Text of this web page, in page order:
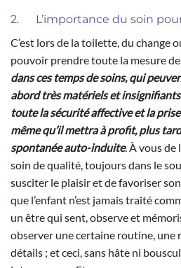
2. L’importance du soin pour
C’est lors de la toilette, du change
pouvoir prendre toute la mesure
dans ces temps de soins, qui
abord très matériels et insignifiants
toute la sécurité affective et la
même qu’il mettra à profit, plus
spontanée auto-induite. À vous
soin de qualité, toujours dans le
susciter le plaisir et de favoriser
que l’enfant n’est jamais traité
un être qui sent, observe et
observer une certaine routine, une
détails ; et ceci, sans hâte ni